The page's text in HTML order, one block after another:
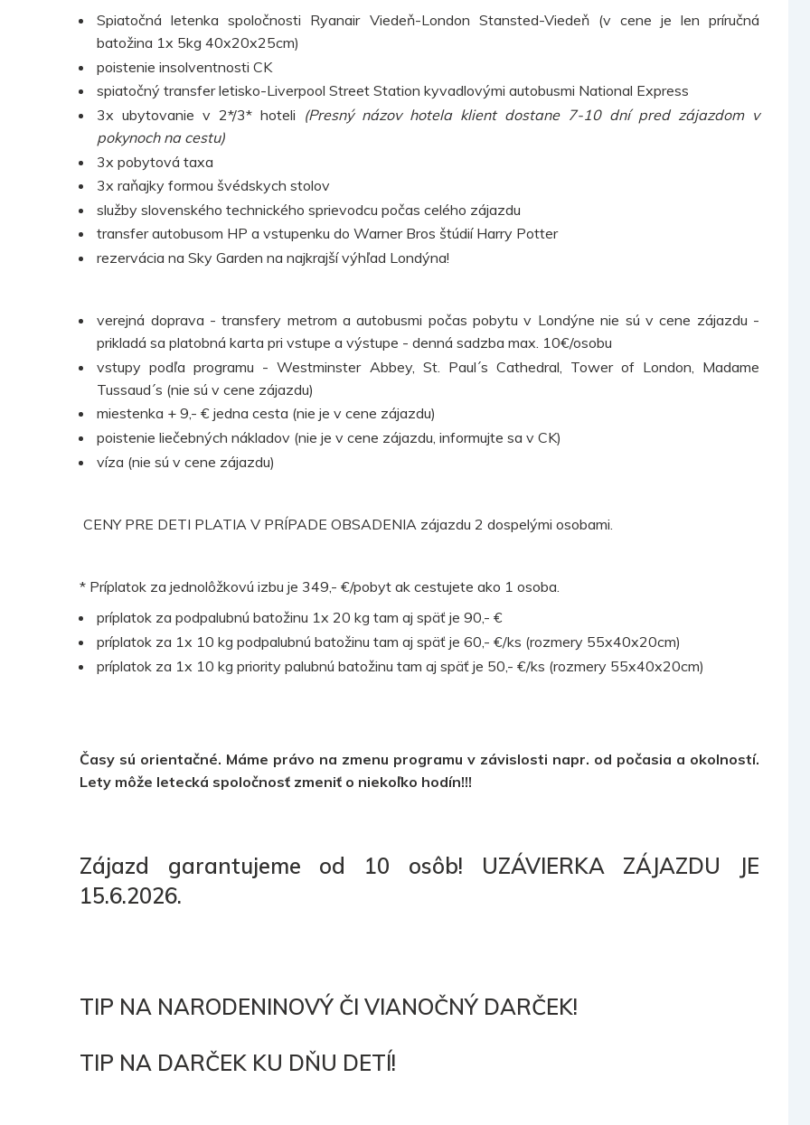
Spiatočná letenka spoločnosti Ryanair Viedeň-London Stansted-Viedeň (v cene je len príručná
batožina 1x 5kg 40x20x25cm)
poistenie insolventnosti CK
spiatočný transfer letisko-Liverpool Street Station kyvadlovými autobusmi National Express
3x ubytovanie v 2*/3* hoteli (Presný názov hotela klient dostane 7-10 dní pred zájazdom v
pokynoch na cestu)
3x pobytová taxa
3x raňajky formou švédskych stolov
služby slovenského technického sprievodcu počas celého zájazdu
transfer autobusom HP a vstupenku do Warner Bros štúdií Harry Potter
rezervácia na Sky Garden na najkrajší výhľad Londýna!
verejná doprava - transfery metrom a autobusmi počas pobytu v Londýne nie sú v cene zájazdu -
prikladá sa platobná karta pri vstupe a výstupe - denná sadzba max. 10€/osobu
vstupy podľa programu - Westminster Abbey, St. Paul´s Cathedral, Tower of London, Madame
Tussaud´s (nie sú v cene zájazdu)
miestenka + 9,- € jedna cesta (nie je v cene zájazdu)
poistenie liečebných nákladov (nie je v cene zájazdu, informujte sa v CK)
víza (nie sú v cene zájazdu)
CENY PRE DETI PLATIA V PRÍPADE OBSADENIA zájazdu 2 dospelými osobami.
* Príplatok za jednolôžkovú izbu je 349,- €/pobyt ak cestujete ako 1 osoba.
príplatok za podpalubnú batožinu 1x 20 kg tam aj späť je 90,- €
príplatok za 1x 10 kg podpalubnú batožinu tam aj späť je 60,- €/ks (rozmery 55x40x20cm)
príplatok za 1x 10 kg priority palubnú batožinu tam aj späť je 50,- €/ks (rozmery 55x40x20cm)
Časy sú orientačné. Máme právo na zmenu programu v závislosti napr. od počasia a okolností.
Lety môže letecká spoločnosť zmeniť o niekoľko hodín!!!
Zájazd garantujeme od 10 osôb! UZÁVIERKA ZÁJAZDU JE
15.6.2026.
TIP NA NARODENINOVÝ ČI VIANOČNÝ DARČEK!
TIP NA DARČEK KU DŇU DETÍ!